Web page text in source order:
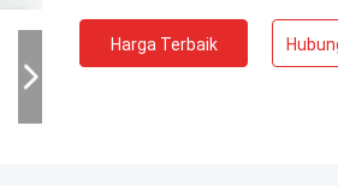
Harga Terbaik